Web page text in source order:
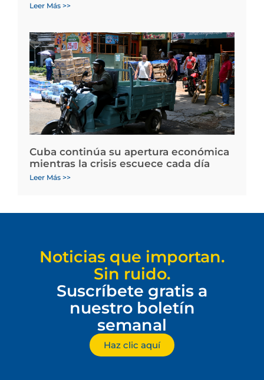
Leer Más >>
Cuba continúa su apertura económica
mientras la crisis escuece cada día
Leer Más >>
Noticias que importan.
Sin ruido.
Suscríbete gratis a
nuestro boletín
semanal
Haz clic aquí